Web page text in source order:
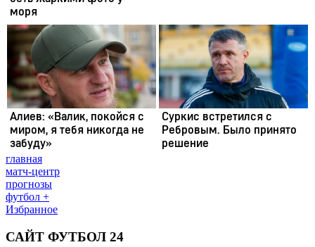
главная
матч-центр
прогнозы
футбол +
Избранное
САЙТ ФУТБОЛ 24